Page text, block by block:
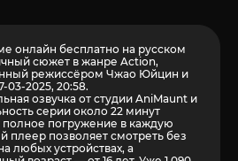
онлайн бесплатно на русском
сюжет в жанре Action,
режиссёром Чжао Юйцин и
03-2025, 20:58.
озвучка от студии AniMaunt и
серии около 22 минут
погружение в каждую
плеер позволяет смотреть без
любых устройствах, а